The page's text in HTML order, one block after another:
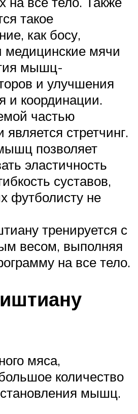
такое
как босу,
мячи
мышц-
и улучшения
и координации.
частью
является стретчинг.
позволяет
эластичность
суставов,
футболисту не
тренируется с
весом, выполняя
на все тело.
мяса,
количество
мышц.